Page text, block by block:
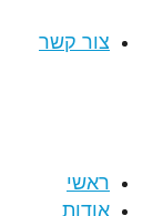
צור קשר
ראשי
אודות